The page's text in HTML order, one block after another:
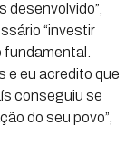
desenvolvido”,
“investir
e eu acredito que
conseguiu se
do seu povo”,